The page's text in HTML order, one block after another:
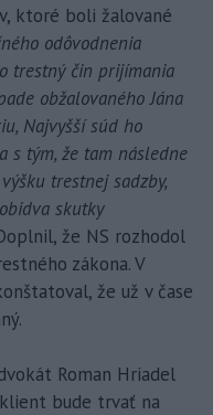
ktoré boli žalované
odôvodnenia
trestný čin prijímania
obžalovaného Jána
Najvyšší súd ho
s tým, že tam následne
trestnej sadzby,
skutky
že NS rozhodol
zákona. V
že už v čase
Roman Hriadel
bude trvať na